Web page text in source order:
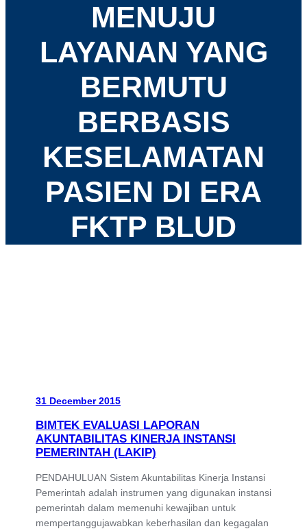
MENUJU
LAYANAN YANG
BERMUTU
BERBASIS
KESELAMATAN
PASIEN DI ERA
FKTP BLUD
31 December 2015
BIMTEK EVALUASI LAPORAN
AKUNTABILITAS KINERJA INSTANSI
PEMERINTAH (LAKIP)
PENDAHULUAN Sistem Akuntabilitas Kinerja Instansi
Pemerintah adalah instrumen yang digunakan instansi
pemerintah dalam memenuhi kewajiban untuk
mempertanggujawabkan keberhasilan dan kegagalan